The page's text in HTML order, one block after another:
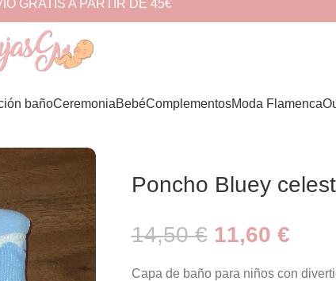
GRATIS A PARTIR DE 45€
bañoCeremoniaBebéComplementosModa Flamenca
Poncho Bluey
14,50€ 11,60 €
Capa de baño para niños con